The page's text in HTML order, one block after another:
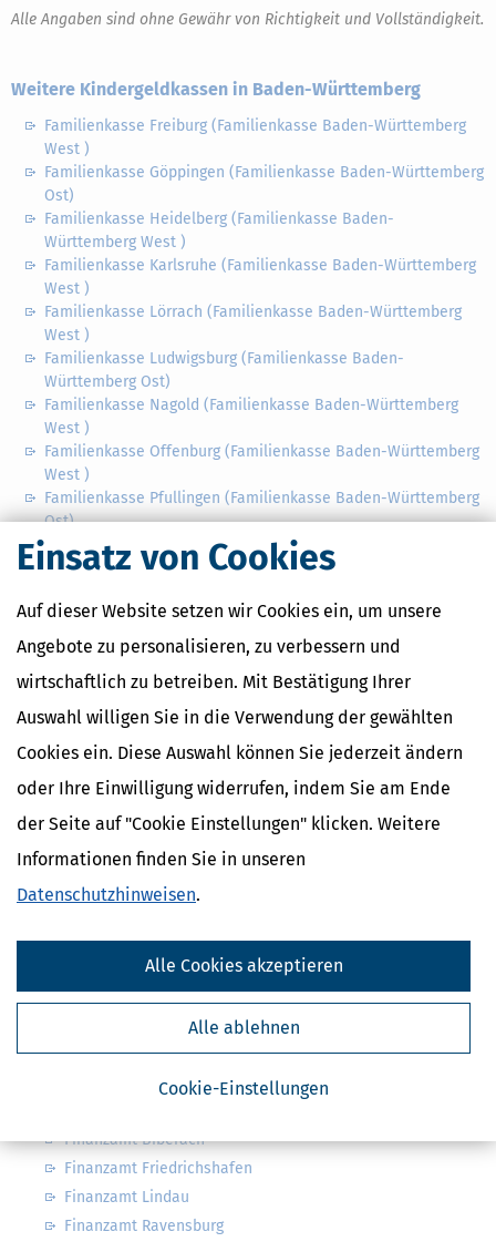
Einsatz von Cookies
Auf dieser Website setzen wir Cookies ein, um unsere
Angebote zu personalisieren, zu verbessern und
wirtschaftlich zu betreiben. Mit Bestätigung Ihrer
Auswahl willigen Sie in die Verwendung der gewählten
Cookies ein. Diese Auswahl können Sie jederzeit ändern
oder Ihre Einwilligung widerrufen, indem Sie am Ende
der Seite auf "Cookie Einstellungen" klicken. Weitere
Informationen finden Sie in unseren
Datenschutzhinweisen.
Cookie-Einstellungen
Alle ablehnen
Alle Cookies akzeptieren
Alle Angaben sind ohne Gewähr von Richtigkeit und Vollständigkeit.
Weitere Kindergeldkassen in Baden-Württemberg
Familienkasse Freiburg (Familienkasse Baden-Württemberg
West )
Familienkasse Göppingen (Familienkasse Baden-Württemberg
Ost)
Familienkasse Heidelberg (Familienkasse Baden-
Württemberg West )
Familienkasse Karlsruhe (Familienkasse Baden-Württemberg
West )
Familienkasse Lörrach (Familienkasse Baden-Württemberg
West )
Familienkasse Ludwigsburg (Familienkasse Baden-
Württemberg Ost)
Familienkasse Nagold (Familienkasse Baden-Württemberg
West )
Familienkasse Offenburg (Familienkasse Baden-Württemberg
West )
Familienkasse Pfullingen (Familienkasse Baden-Württemberg
Ost)
Familienkasse Stuttgart (Familienkasse Baden-Württemberg
Ost)
Württemberg Ost)
Familienkasse Ulm (Familienkasse Baden-Württemberg Ost)
Familienkasse Villingen-Schwenningen (Familienkasse Baden-
Württemberg West )
Familienkassen in Deutschland
Familienkassen in Baden-Württemberg
Finanzamt Biberach
Finanzamt Friedrichshafen
Finanzamt Lindau
Finanzamt Ravensburg